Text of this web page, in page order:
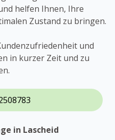
helfen Ihnen, Ihre
Zustand zu bringen.
und
in kurzer Zeit und zu
in Lascheid